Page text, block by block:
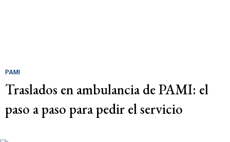
PAMI
Traslados en ambulancia de PAMI: el
paso a paso para pedir el servicio